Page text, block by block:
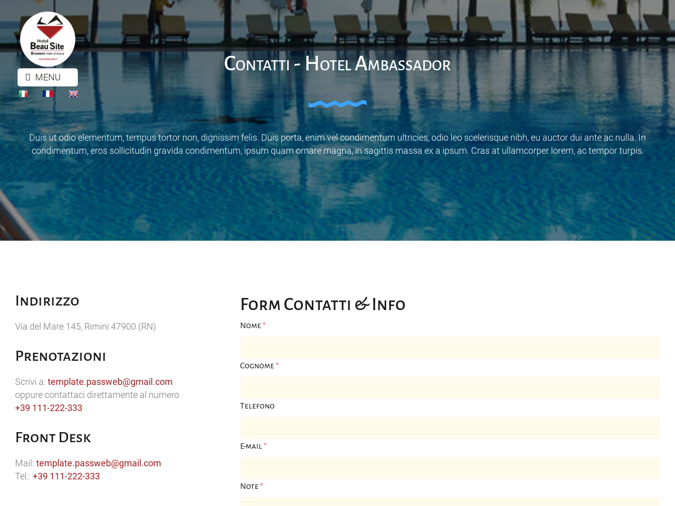
MENU
Contatti - Hotel Ambassador
Duis ut odio elementum, tempus tortor non, dignissim felis. Duis porta, enim vel condimentum ultricies, odio leo scelerisque nibh, eu auctor dui ante ac nulla. In
condimentum, eros sollicitudin gravida condimentum, ipsum quam ornare magna, in sagittis massa ex a ipsum. Cras at ullamcorper lorem, ac tempor turpis.
Indirizzo
Via del Mare 145, Rimini 47900 (RN)
Prenotazioni
Scrivi a: template.passweb@gmail.com
oppure contattaci direttamente al numero
+39 111-222-333
Front Desk
Mail: template.passweb@gmail.com
Tel.: +39 111-222-333
Form Contatti & Info
Nome *
Cognome *
Telefono
E-mail*
Note *